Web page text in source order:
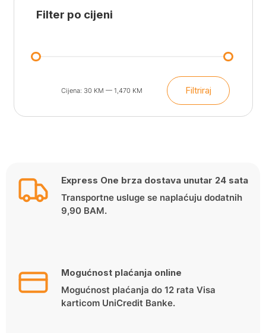
Filter po cijeni
Min
cijena
Maks
cijena
Filtriraj
Cijena: 30 KM — 1,470 KM
Express One brza dostava unutar 24 sata
Transportne usluge se naplaćuju dodatnih
9,90 BAM.
Mogućnost plaćanja online
Mogućnost plaćanja do 12 rata Visa
karticom UniCredit Banke.